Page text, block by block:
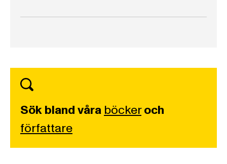
Sök bland våra böckeroch
författare